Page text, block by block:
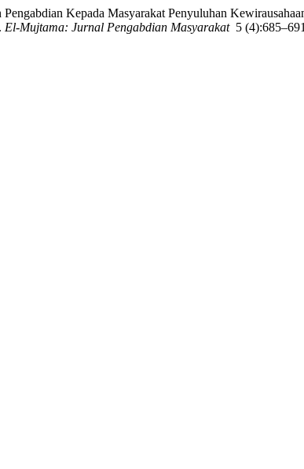
Kepada Masyarakat Penyuluhan
El-Mujtama: Jurnal Pengabdian Masyarakat 5